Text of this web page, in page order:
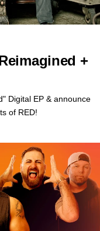
+
Digital EP & announce
of RED!